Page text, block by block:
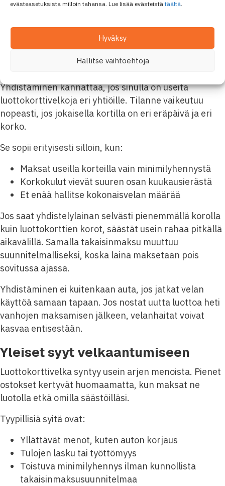
evästeasetuksista milloin tahansa. Lue lisää evästeistätäältä.
Hyväksy
Hallitse vaihtoehtoja
velkatilannettasi. Tämä tukee taloudenhallintaa ja
vähentää riskiä, että jokin luottokorttilasku unohtuu.
Milloin yhdistäminen kannattaa
Yhdistäminen kannattaa, jos sinulla on useita
luottokorttivelkoja eri yhtiöille. Tilanne vaikeutuu
nopeasti, jos jokaisella kortilla on eri eräpäivä ja eri
korko.
Se sopii erityisesti silloin, kun:
Maksat useilla korteilla vain minimilyhennystä
Korkokulut vievät suuren osan kuukausierästä
Et enää hallitse kokonaisvelan määrää
Jos saat yhdistelylainan selvästi pienemmällä korolla
kuin luottokorttien korot, säästät usein rahaa pitkällä
aikavälillä. Samalla takaisinmaksu muuttuu
suunnitelmalliseksi, koska laina maksetaan pois
sovitussa ajassa.
Yhdistäminen ei kuitenkaan auta, jos jatkat velan
käyttöä samaan tapaan. Jos nostat uutta luottoa heti
vanhojen maksamisen jälkeen, velanhaitat voivat
kasvaa entisestään.
Yleiset syyt velkaantumiseen
Luottokorttivelka syntyy usein arjen menoista. Pienet
ostokset kertyvät huomaamatta, kun maksat ne
luotolla etkä omilla säästöilläsi.
Tyypillisiä syitä ovat:
Yllättävät menot, kuten auton korjaus
Tulojen lasku tai työttömyys
Toistuva minimilyhennys ilman kunnollista
takaisinmaksusuunnitelmaa